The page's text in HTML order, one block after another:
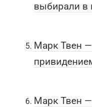
выбирали в
Марк Твен
Марк Твен